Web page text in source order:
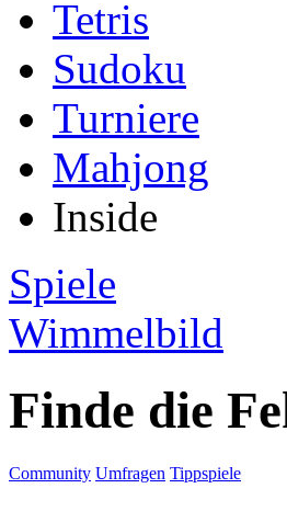
Tetris
Sudoku
Turniere
Mahjong
Inside
Spiele
Wimmelbild
Finde die
Community Umfragen Tippspiele